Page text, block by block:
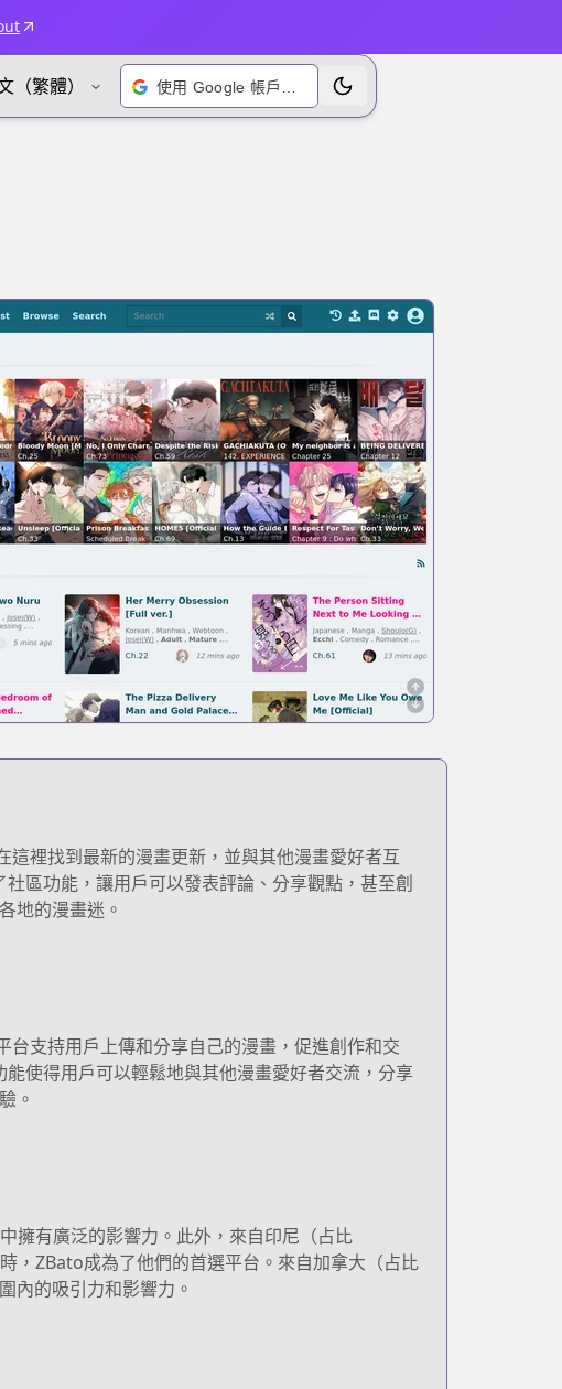
（繁體） 切換主題
裡找到最新的漫畫更新，並與其他漫畫愛好者互
區功能，讓用戶可以發表評論、分享觀點，甚至創
地的漫畫迷。
支持用戶上傳和分享自己的漫畫，促進創作和交
使得用戶可以輕鬆地與其他漫畫愛好者交流，分享
。
擁有廣泛的影響力。此外，來自印尼（占比
，ZBato成為了他們的首選平台。來自加拿大（占比
內的吸引力和影響力。